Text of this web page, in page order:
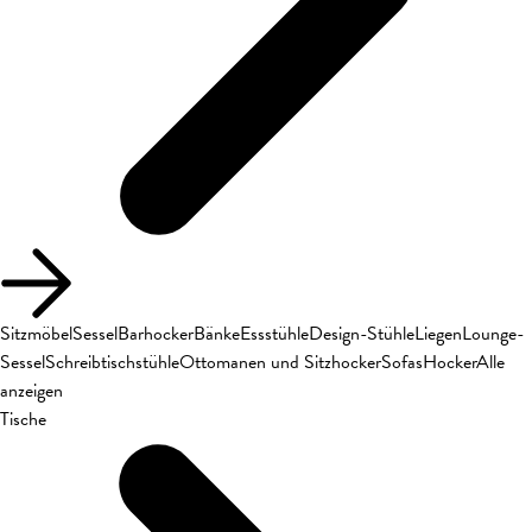
SitzmöbelSesselBarhockerBänkeEssstühleDesign-StühleLiegenLounge-
SesselSchreibtischstühleOttomanen und SitzhockerSofasHockerAlle
anzeigen
Tische